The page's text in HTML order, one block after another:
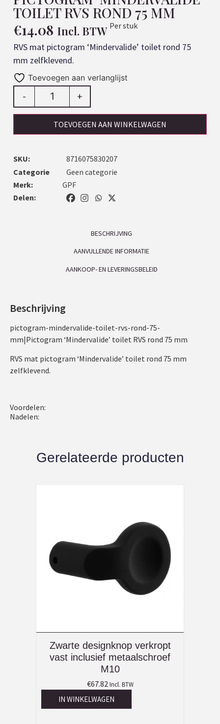
TOILET RVS ROND 75 MM
€14.08 Incl. BTW Per stuk
RVS mat pictogram ‘Mindervalide’ toilet rond 75
mm zelfklevend.
Toevoegen aan verlanglijst
- +
TOEVOEGEN AAN WINKELWAGEN
SKU:
8716075830207
Categorie
Geen categorie
Merk:
GPF
Delen:
BESCHRIJVING
AANVULLENDE INFORMATIE
AANKOOP- EN LEVERINGSBELEID
Beschrijving
pictogram-mindervalide-toilet-rvs-rond-75-
mm|Pictogram ‘Mindervalide’ toilet RVS rond 75 mm
RVS mat pictogram ‘Mindervalide’ toilet rond 75 mm
zelfklevend.
Voordelen:
Nadelen:
Gerelateerde producten
Zwarte designknop verkropt
vast inclusief metaalschroef
M10
€67.82 Incl. BTW
IN WINKELWAGEN